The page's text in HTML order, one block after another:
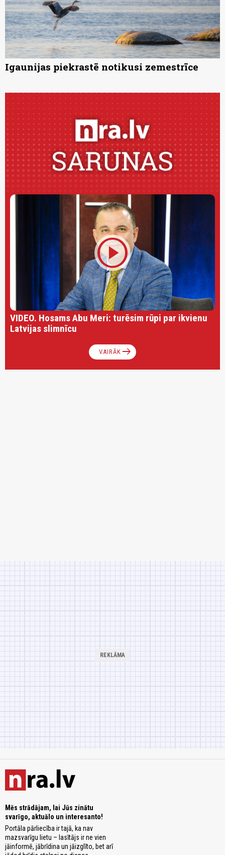
Igaunijas piekrastē notikusi zemestrīce
play_circle
VIDEO. Hosams Abu Meri: turēsim rūpi par ikvienu
Latvijas slimnīcu
VAIRĀK arrow_right_alt
Mēs strādājam, lai Jūs zinātu
svarīgo, aktuālo un interesanto!
Portāla pārliecība ir tajā, ka nav
mazsvarīgu lietu – lasītājs ir ne vien
jāinformē, jābrīdina un jāizglīto, bet arī